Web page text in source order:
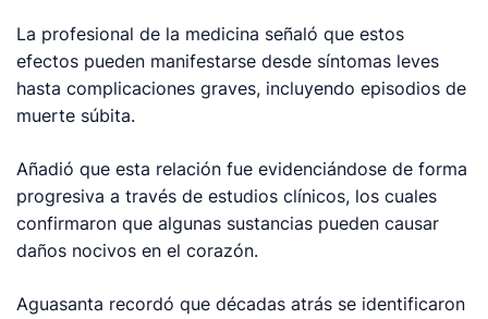
La profesional de la medicina señaló que estos
efectos pueden manifestarse desde síntomas leves
hasta complicaciones graves, incluyendo episodios de
muerte súbita.
Añadió que esta relación fue evidenciándose de forma
progresiva a través de estudios clínicos, los cuales
confirmaron que algunas sustancias pueden causar
daños nocivos en el corazón.
Aguasanta recordó que décadas atrás se identificaron